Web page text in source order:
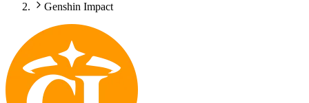
Genshin Impact